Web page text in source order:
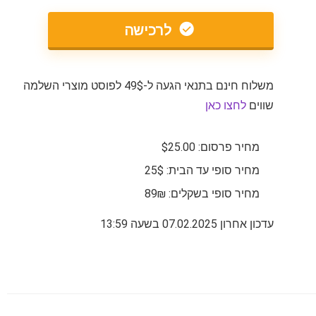
לרכישה
משלוח חינם בתנאי הגעה ל-49$ לפוסט מוצרי השלמה
שווים לחצו כאן
מחיר פרסום: $25.00
מחיר סופי עד הבית: 25$
מחיר סופי בשקלים: 89₪
עדכון אחרון 07.02.2025 בשעה 13:59